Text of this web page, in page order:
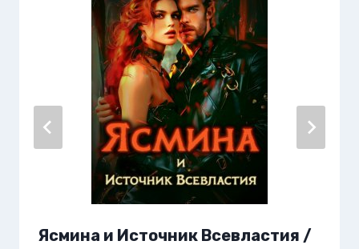
Ясмина и Источник Всевластия /